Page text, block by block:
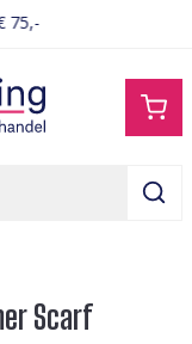
75,-
Scarf